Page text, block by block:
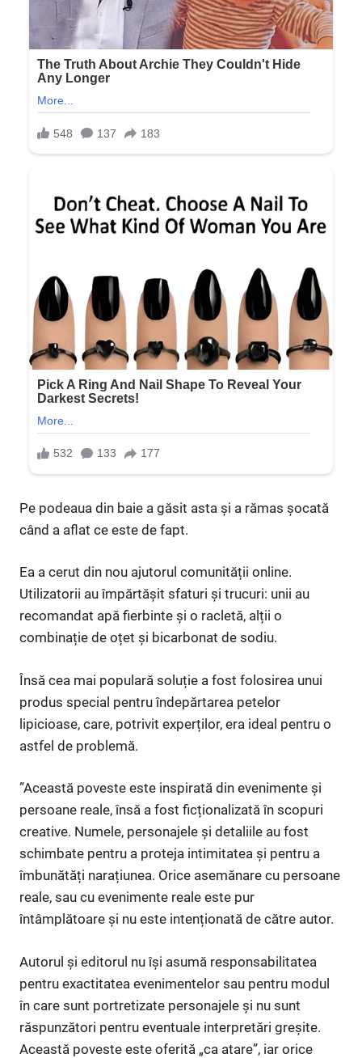
Pe podeaua din baie a găsit asta și a rămas șocată
când a aflat ce este de fapt.
Ea a cerut din nou ajutorul comunității online.
Utilizatorii au împărtășit sfaturi și trucuri: unii au
recomandat apă fierbinte și o racletă, alții o
combinație de oțet și bicarbonat de sodiu.
Însă cea mai populară soluție a fost folosirea unui
produs special pentru îndepărtarea petelor
lipicioase, care, potrivit experților, era ideal pentru o
astfel de problemă.
”Această poveste este inspirată din evenimente și
persoane reale, însă a fost ficționalizată în scopuri
creative. Numele, personajele și detaliile au fost
schimbate pentru a proteja intimitatea și pentru a
îmbunătăți narațiunea. Orice asemănare cu persoane
reale, sau cu evenimente reale este pur
întâmplătoare și nu este intenționată de către autor.
Autorul și editorul nu își asumă responsabilitatea
pentru exactitatea evenimentelor sau pentru modul
în care sunt portretizate personajele și nu sunt
răspunzători pentru eventuale interpretări greșite.
Această poveste este oferită „ca atare”, iar orice